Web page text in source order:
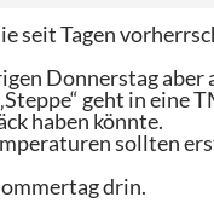
seit Tagen
Donnerstag aber
geht in eine
haben könnte.
sollten
drin.